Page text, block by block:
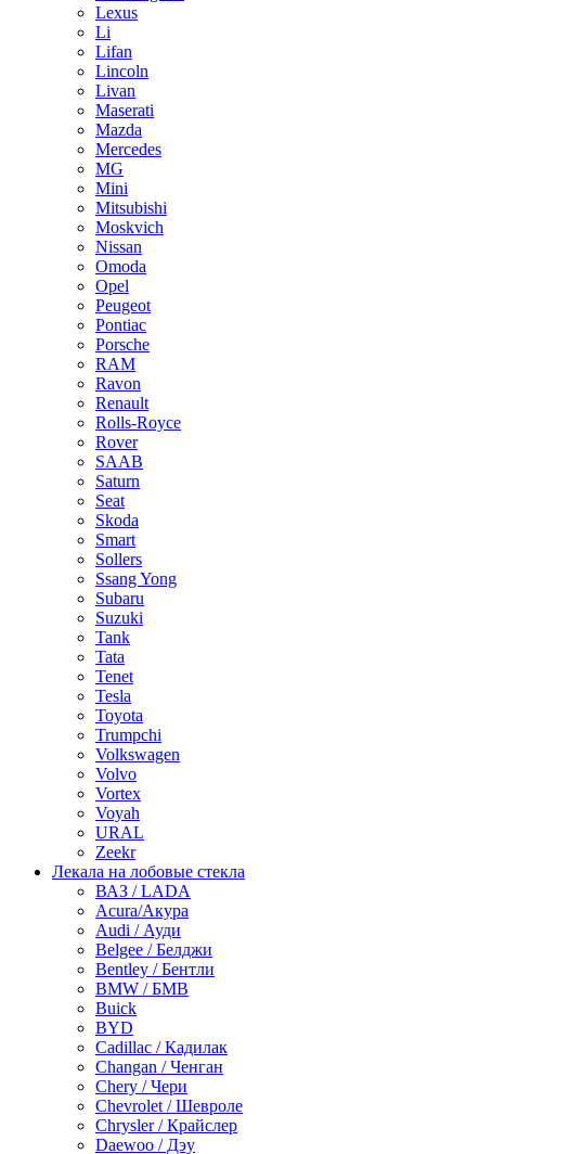
Lexus
Li
Lifan
Lincoln
Livan
Maserati
Mazda
Mercedes
MG
Mini
Mitsubishi
Moskvich
Nissan
Omoda
Opel
Peugeot
Pontiac
Porsche
RAM
Ravon
Renault
Rolls-Royce
Rover
SAAB
Saturn
Seat
Skoda
Smart
Sollers
Ssang Yong
Subaru
Suzuki
Tank
Tata
Tenet
Tesla
Toyota
Trumpchi
Volkswagen
Volvo
Vortex
Voyah
URAL
Zeekr
Лекала на лобовые стекла
ВАЗ / LADA
Acura/Акура
Audi / Ауди
Belgee / Белджи
Bentley / Бентли
BMW / БМВ
Buick
BYD
Cadillac / Кадилак
Changan / Ченган
Chery / Чери
Chevrolet / Шевроле
Chrysler / Крайслер
Daewoo / Дэу